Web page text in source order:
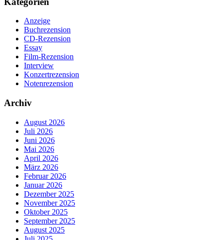
Anzeige
Buchrezension
CD-Rezension
Essay
Film-Rezension
Interview
Konzertrezension
Notenrezension
Archiv
August 2026
Juli 2026
Juni 2026
Mai 2026
April 2026
März 2026
Februar 2026
Januar 2026
Dezember 2025
November 2025
Oktober 2025
September 2025
August 2025